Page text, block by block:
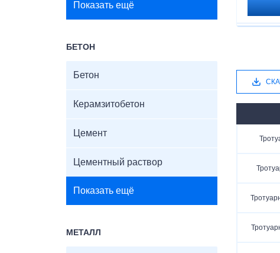
Показать ещё
БЕТОН
Бетон
Керамзитобетон
Цемент
Цементный раствор
Показать ещё
МЕТАЛЛ